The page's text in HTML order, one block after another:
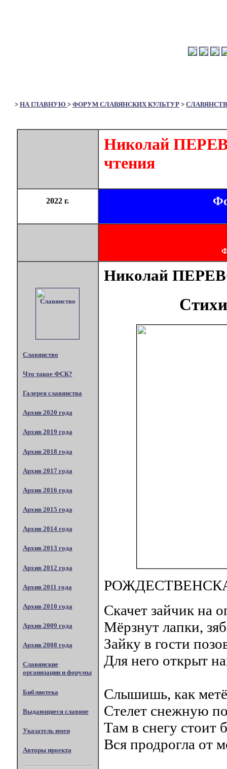
> НА ГЛАВНУЮ > ФОРУМ СЛАВЯНСКИХ КУЛЬТУР >
Николай
чтения
2022 г.
Славянство
Что такое ФСК?
Галерея славянства
Архив 2020 года
Архив 2019 года
Архив 2018 года
Архив 2017 года
Архив 2016 года
Архив 2015 года
Архив 2014 года
Архив 2013 года
Архив 2012 года
Архив 2011 года
Архив 2010 года
Архив 2009 года
Архив 2008 года
Славянские
организации и форумы
Библиотека
Выдающиеся славяне
Указатель имен
Авторы проекта
Николай
Скачет зайчик на
Мёрзнут лапки,
Зайку в гости
Для него открыт
Слышишь, как
Стелет снежную
Там в снегу стоит
Вся продрогла от